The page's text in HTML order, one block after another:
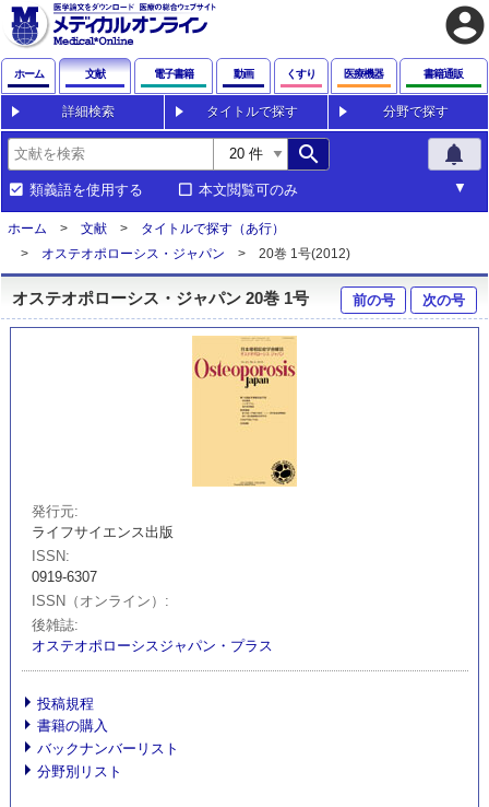
account_circle
ホーム 文献 電子書籍 動画 くすり 医療機器 書籍通販
詳細検索 タイトルで探す 分野で探す
search notifications
類義語を使用する 本文閲覧可のみ
ホーム 文献
タイトルで探す（あ行）
オステオポローシス・ジャパン
20巻 1号(2012)
オステオポローシス・ジャパン 20巻 1号 前の号 次の号
発行元
ライフサイエンス出版
ISSN
0919-6307
ISSN（オンライン）
後雑誌
オステオポローシスジャパン・プラス
投稿規程
書籍の購入
バックナンバーリスト
分野別リスト